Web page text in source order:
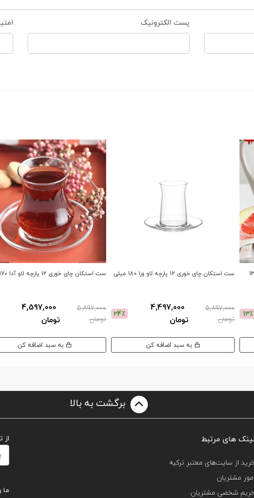
پست الکترونیک
لاو دمت 135
13٪
ست استکان چای خوری 12 پارچه لاو ورا 180 میلی
5,897,000
تومان
4,497,000
تومان
24٪
به سبد اضافه کن
ست استکان چای خوری 12 پارچه لاو آدا 170 میلی
5,897,000
تومان
4,597,000
تومان
به سبد اضافه کن
برگشت به بالا
لینک های مرتبط
از سایت‌های معتبر ترکیه
امور مشتریان
شخصی مشتریان
از
ما